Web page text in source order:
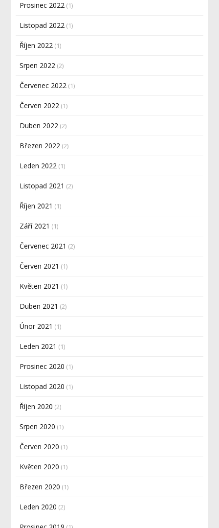
Prosinec 2022 (1)
Listopad 2022 (1)
Říjen 2022 (1)
Srpen 2022 (2)
Červenec 2022 (1)
Červen 2022 (1)
Duben 2022 (2)
Březen 2022 (2)
Leden 2022 (1)
Listopad 2021 (2)
Říjen 2021 (1)
Září 2021 (1)
Červenec 2021 (2)
Červen 2021 (1)
Květen 2021 (1)
Duben 2021 (2)
Únor 2021 (1)
Leden 2021 (1)
Prosinec 2020 (1)
Listopad 2020 (1)
Říjen 2020 (2)
Srpen 2020 (1)
Červen 2020 (1)
Květen 2020 (1)
Březen 2020 (1)
Leden 2020 (2)